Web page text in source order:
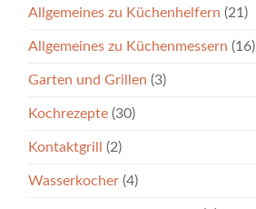
Allgemeines zu Küchenhelfern (21)
Allgemeines zu Küchenmessern (16)
Garten und Grillen (3)
Kochrezepte (30)
Kontaktgrill (2)
Wasserkocher (4)